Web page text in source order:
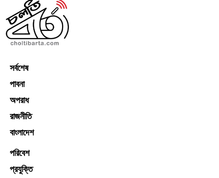
সর্বশেষ
পাবনা
অপরাধ
রাজনীতি
বাংলাদেশ
পরিবেশ
প্রযুক্তি